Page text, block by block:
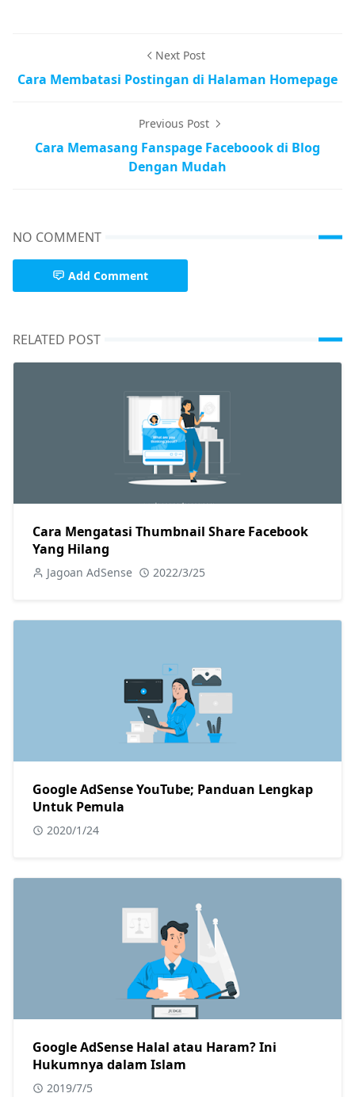
Next Post
Cara Membatasi Postingan di Halaman Homepage
Previous Post
Cara Memasang Fanspage Faceboook di Blog
Dengan Mudah
NO COMMENT
Add Comment
RELATED POST
Cara Mengatasi Thumbnail Share Facebook
Yang Hilang
Jagoan AdSense 2022/3/25
Google AdSense YouTube; Panduan Lengkap
Untuk Pemula
2020/1/24
Google AdSense Halal atau Haram? Ini
Hukumnya dalam Islam
2019/7/5